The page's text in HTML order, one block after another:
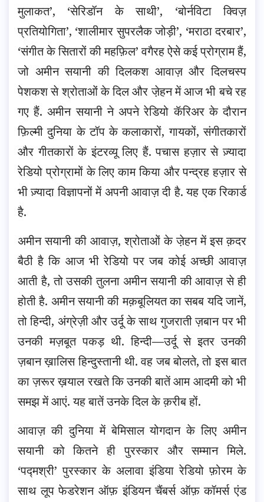
मुलाकत’, ‘सेरिडॉन के साथी’, ‘बोर्नविटा क्विज़
प्रतियोगिता’, ‘शालीमार सुपरलैक जोड़ी’, ‘मराठा दरबार’,
‘संगीत के सितारों की महफ़िल’ वगैरह ऐसे कई प्रोग्राम हैं,
जो अमीन सयानी की दिलकश आवाज़ और दिलचस्प
पेशकश से श्रोताओं के दिल और जे़हन में आज भी बचे रह
गए हैं. अमीन सयानी ने अपने रेडियो कॅरिअर के दौरान
फ़िल्मी दुनिया के टॉप के कलाकारों, गायकों, संगीतकारों
और गीतकारों के इंटरव्यू लिए हैं. पचास हज़ार से ज़्यादा
रेडियो प्रोग्रामों के लिए काम किया और पन्द्रह हज़ार से
भी ज़्यादा विज्ञापनों में अपनी आवाज़ दी है. यह एक रिकार्ड
है.
अमीन सयानी की आवाज़, श्रोताओं के जे़हन में इस क़दर
बैठी है कि आज भी रेडियो पर जब कोई अच्छी आवाज़
आती है, तो उसकी तुलना अमीन सयानी की आवाज़ से ही
होती है. अमीन सयानी की मक़बूलियत का सबब यदि जानें,
तो हिन्दी, अंग्रेज़ी और उर्दू के साथ गुजराती ज़बान पर भी
उनकी मज़बूत पकड़ थी. हिन्दी—उर्दू से इतर उनकी
ज़बान ख़ालिस हिन्दुस्तानी थी. वह जब बोलते, तो इस बात
का ज़रूर ख़याल रखते कि उनकी बातें आम आदमी को भी
समझ में आएं. यह बातें उनके दिल के क़रीब हों.
आवाज़ की दुनिया में बेमिसाल योगदान के लिए अमीन
सयानी को कितने ही पुरस्कार और सम्मान मिले.
‘पद्मश्री’ पुरस्कार के अलावा इंडिया रेडियो फ़ोरम के
साथ लूप फेडरेशन ऑफ़ इंडियन चैंबर्स ऑफ़ कॉमर्स एंड